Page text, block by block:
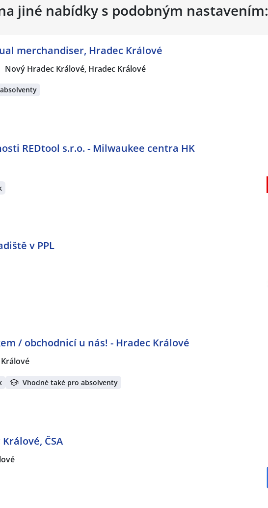
jiné nabídky s podobným nastavením:
merchandiser, Hradec Králové
Nový Hradec Králové, Hradec Králové
REDtool s.r.o. - Milwaukee centra HK
v PPL
/ obchodnicí u nás! - Hradec Králové
Vhodné také pro absolventy
Králové, ČSA